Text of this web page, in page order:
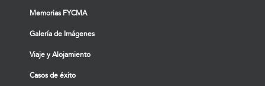
Memorias FYCMA
Galería de Imágenes
Viaje y Alojamiento
Casos de éxito